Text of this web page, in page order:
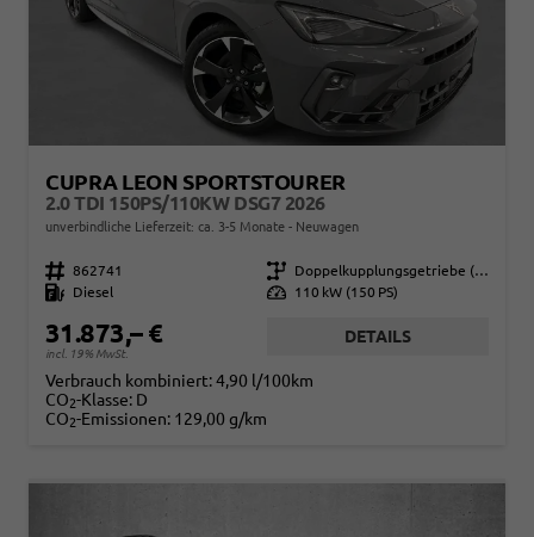
CUPRA LEON SPORTSTOURER
2.0 TDI 150PS/110KW DSG7 2026
unverbindliche Lieferzeit: ca. 3-5 Monate Neuwagen
Fahrzeugnr. 862741 Getriebe
Doppelkupplungsgetriebe (DSG)
Kraftstoff
Diesel Leistung 110 kW (150 PS)
31.873,– €
incl. 19% MwSt.
DETAILS
Verbrauch kombiniert:4,90 l/100km
CO2-Klasse: D
CO2-Emissionen: 129,00 g/km